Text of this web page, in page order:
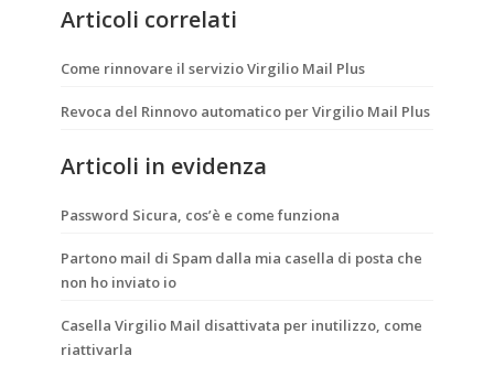
Articoli correlati
Come rinnovare il servizio Virgilio Mail Plus
Revoca del Rinnovo automatico per Virgilio Mail Plus
Articoli in evidenza
Password Sicura, cos’è e come funziona
Partono mail di Spam dalla mia casella di posta che
non ho inviato io
Casella Virgilio Mail disattivata per inutilizzo, come
riattivarla